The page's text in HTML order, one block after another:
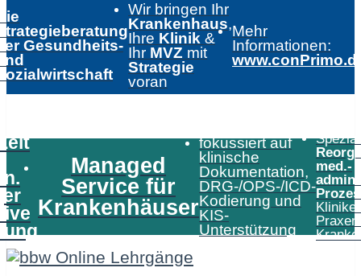
Gesundheits-
Wir bringen Ihr
Krankenhaus,
Ihre Klinik &
Ihr MVZ mit
Strategie
voran
Mehr
Informationen:
Managed
Service für
Krankenhäuser
fokussiert auf
klinische
Dokumentation,
DRG-/OPS-/ICD-
Kodierung und
KIS-
Unterstützung
med.-